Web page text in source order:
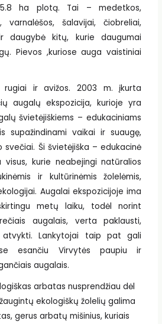
5.8 ha plotą. Tai – medetkos,
varnalėšos, šalavijai, čiobreliai,
daugybė kitų, kurie daugumai
Pievos ,kuriose auga vaistiniai
ir avižos. 2003 m. įkurta
augalų ekspozicija, kurioje yra
švietėjiškiems – edukaciniams
supažindinami vaikai ir suaugę,
svečiai. Ši švietėjiška – edukacinė
visus, kurie neabejingi natūralios
ir kultūrinėmis žolelėmis,
Augalai ekspozicijoje ima
metų laiku, todėl norint
augalais, verta paklausti,
atvykti. Lankytojai taip pat gali
esančiu Virvytės paupiu ir
augalais.
arbatas nusprendžiau dėl
ekologiškų žolelių galima
gerus arbatų mišinius, kuriais